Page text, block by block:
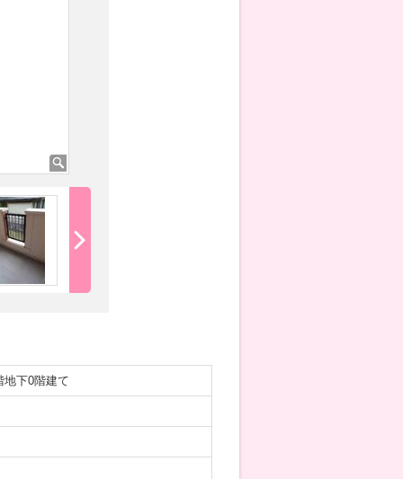
地下0階建て